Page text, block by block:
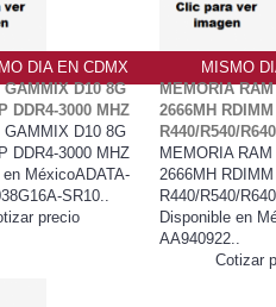
DIA EN CDMX
GAMMIX D10 8G
DDR4-3000 MHZ
GAMMIX D10 8G
DDR4-3000 MHZ
en MéxicoADATA-
SR10..
precio
MISMO
MEMORIA
2666MH
R440/R540/
MEMORIA
2666MH
R440/R540/
Disponible en
AA940922..
Cotizar